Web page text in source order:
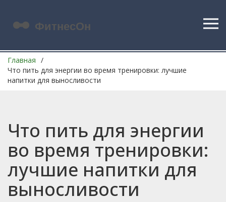
Главная
Что пить для энергии во время тренировки: лучшие
напитки для выносливости
Что пить для энергии
во время тренировки:
лучшие напитки для
выносливости